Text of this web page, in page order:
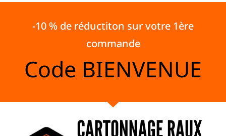
-10 % de réductiton sur votre 1ère
commande
Code BIENVENUE